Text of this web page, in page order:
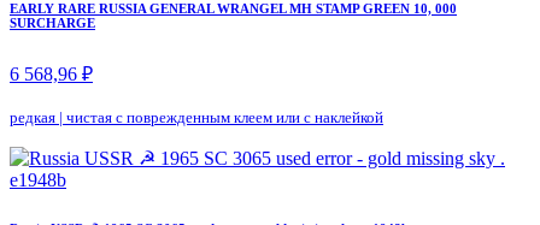
EARLY RARE RUSSIA GENERAL WRANGEL MH STAMP GREEN 10, 000
SURCHARGE
6 568,96 ₽
редкая | чистая с поврежденным клеем или с наклейкой